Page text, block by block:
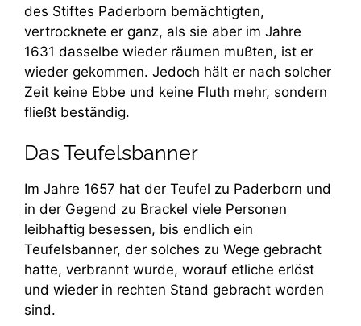
des Stiftes Paderborn bemächtigten,
vertrocknete er ganz, als sie aber im Jahre
1631 dasselbe wieder räumen mußten, ist er
wieder gekommen. Jedoch hält er nach solcher
Zeit keine Ebbe und keine Fluth mehr, sondern
fließt beständig.
Das Teufelsbanner
Im Jahre 1657 hat der Teufel zu Paderborn und
in der Gegend zu Brackel viele Personen
leibhaftig besessen, bis endlich ein
Teufelsbanner, der solches zu Wege gebracht
hatte, verbrannt wurde, worauf etliche erlöst
und wieder in rechten Stand gebracht worden
sind.